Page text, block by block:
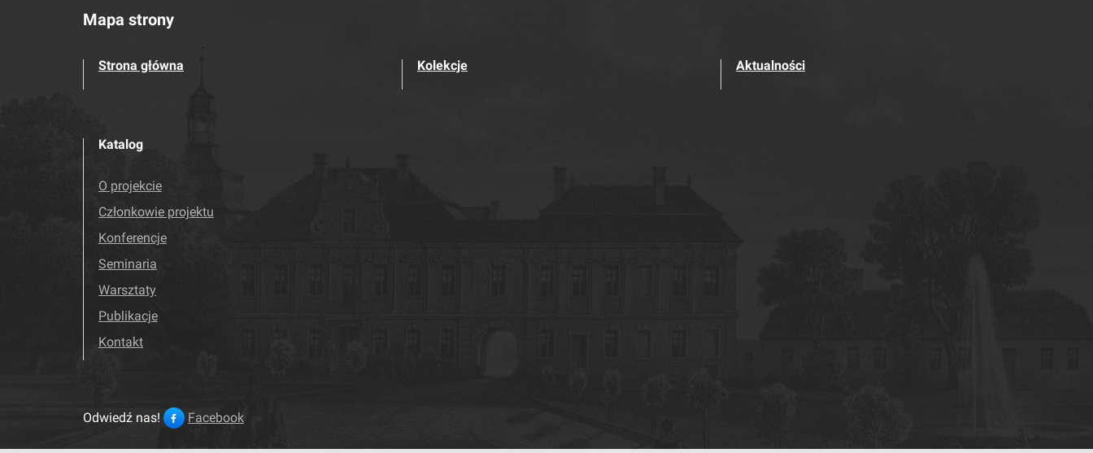
Mapa strony
Strona główna Kolekcje Aktualności
Katalog
O projekcie
Członkowie projektu
Konferencje
Seminaria
Warsztaty
Publikacje
Kontakt
Odwiedź nas! Facebook